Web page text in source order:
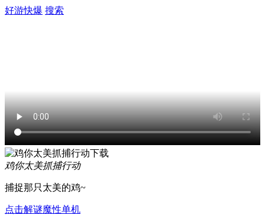
好游快爆 搜索
鸡你太美抓捕行动
捕捉那只太美的鸡~
点击解谜魔性单机